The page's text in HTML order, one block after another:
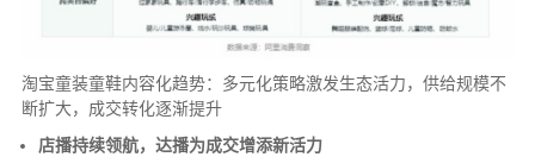
淘宝童装童鞋内容化趋势：多元化策略激发生态活力，供给规模不
断扩大，成交转化逐渐提升
店播持续领航，达播为成交增添新活力